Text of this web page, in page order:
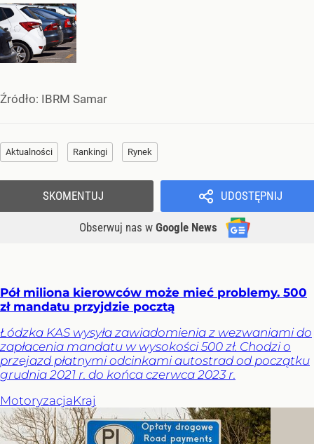
Źródło: IBRM Samar
Aktualności Rankingi Rynek
UDOSTĘPNIJ
Obserwuj nas w Google News
SKOMENTUJ
Pół miliona kierowców może mieć problemy. 500
zł mandatu przyjdzie pocztą
Łódzka KAS wysyła zawiadomienia z wezwaniami do
zapłacenia mandatu w wysokości 500 zł. Chodzi o
przejazd płatnymi odcinkami autostrad od początku
grudnia 2021 r. do końca czerwca 2023 r.
MotoryzacjaKraj